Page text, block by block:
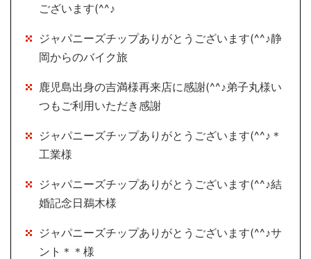
ございます(^^♪
ジャパニーズチップありがとうございます(^^♪静
岡からのバイク旅
鹿児島出身の吉満様再来店に感謝(^^♪弟子丸様い
つもご利用いただき感謝
ジャパニーズチップありがとうございます(^^♪＊
工業様
ジャパニーズチップありがとうございます(^^♪結
婚記念日鵜木様
ジャパニーズチップありがとうございます(^^♪サ
ント＊＊様